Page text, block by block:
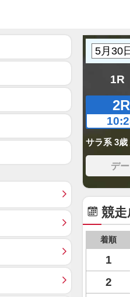
1R
2R
サラ系 3歳
デ
競
着順
1
2